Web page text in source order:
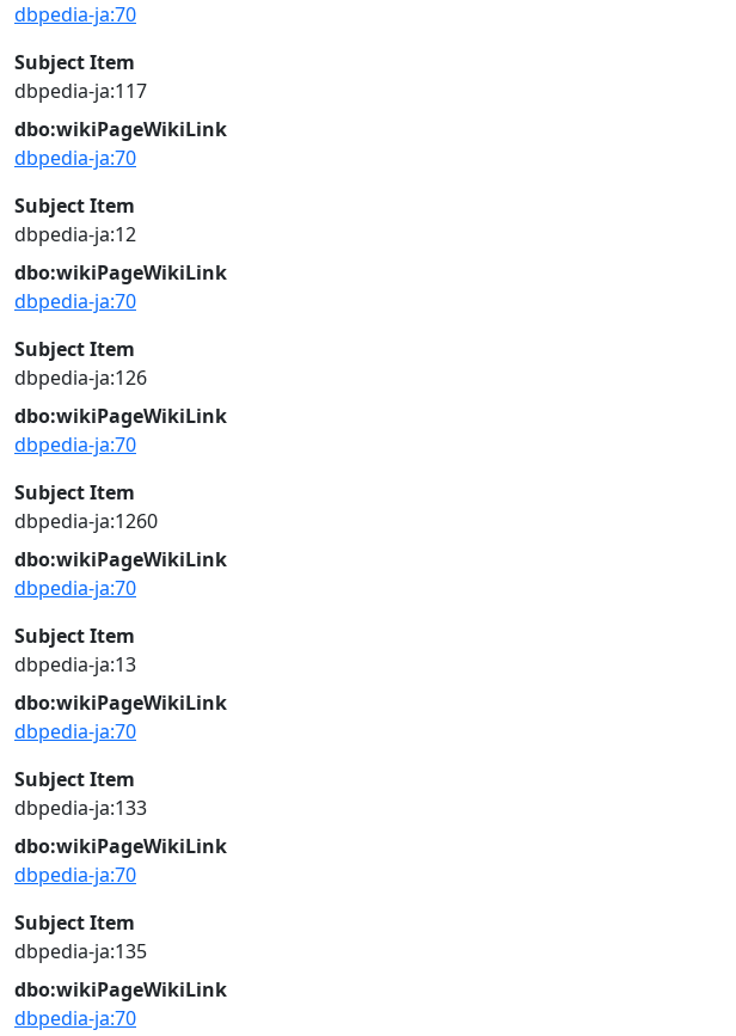
dbpedia-ja:70
Subject Item
dbpedia-ja:117
dbo:wikiPageWikiLink
dbpedia-ja:70
Subject Item
dbpedia-ja:12
dbo:wikiPageWikiLink
dbpedia-ja:70
Subject Item
dbpedia-ja:126
dbo:wikiPageWikiLink
dbpedia-ja:70
Subject Item
dbpedia-ja:1260
dbo:wikiPageWikiLink
dbpedia-ja:70
Subject Item
dbpedia-ja:13
dbo:wikiPageWikiLink
dbpedia-ja:70
Subject Item
dbpedia-ja:133
dbo:wikiPageWikiLink
dbpedia-ja:70
Subject Item
dbpedia-ja:135
dbo:wikiPageWikiLink
dbpedia-ja:70